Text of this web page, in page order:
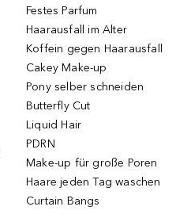
Festes Parfum
Haarausfall im Alter
Koffein gegen Haarausfall
Cakey Make-up
Pony selber schneiden
Butterfly Cut
Liquid Hair
PDRN
Make-up für große Poren
Haare jeden Tag waschen
Curtain Bangs